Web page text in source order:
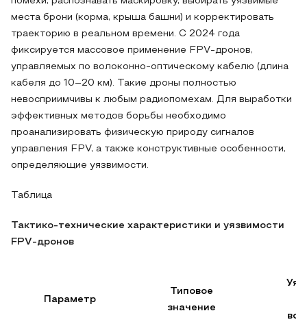
места брони (корма, крыша башни) и корректировать
траекторию в реальном времени. С 2024 года
фиксируется массовое применение FPV-дронов,
управляемых по волоконно-оптическому кабелю (длина
кабеля до 10–20 км). Такие дроны полностью
невосприимчивы к любым радиопомехам. Для выработки
эффективных методов борьбы необходимо
проанализировать физическую природу сигналов
управления FPV, а также конструктивные особенности,
определяющие уязвимости.
Таблица
Тактико-технические характеристики и уязвимости
FPV-дронов
Параметр
Типовое
значение